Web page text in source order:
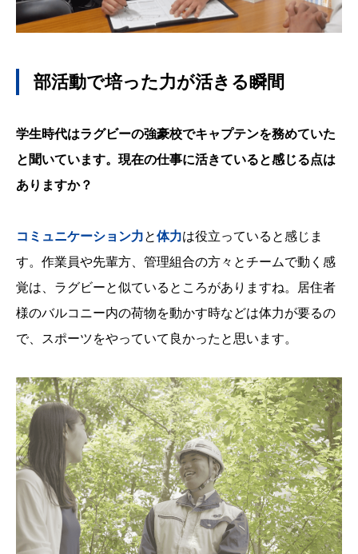
部活動で培った力が活きる瞬間
学生時代はラグビーの強豪校でキャプテンを務めていた
と聞いています。現在の仕事に活きていると感じる点は
ありますか？
コミュニケーション力と体力は役立っていると感じま
す。作業員や先輩方、管理組合の方々とチームで動く感
覚は、ラグビーと似ているところがありますね。居住者
様のバルコニー内の荷物を動かす時などは体力が要るの
で、スポーツをやっていて良かったと思います。